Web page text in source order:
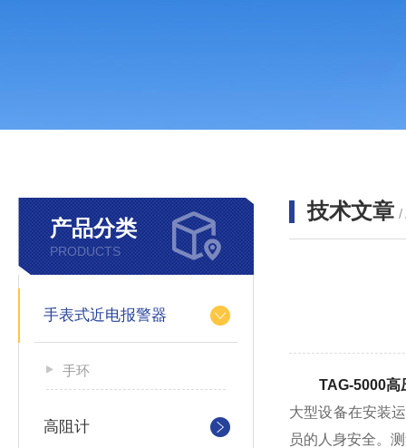
产品分类
PRODUCTS
手表式近电报警器
手环
高阻计
技术文章 /
TAG-5000高
大型设备在安装
员的人身安全。